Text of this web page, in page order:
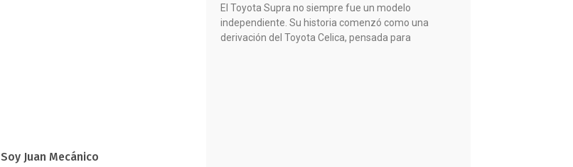
Soy Juan Mecánico
El Toyota Supra no siempre fue un modelo
independiente. Su historia comenzó como una
derivación del Toyota Celica, pensada para